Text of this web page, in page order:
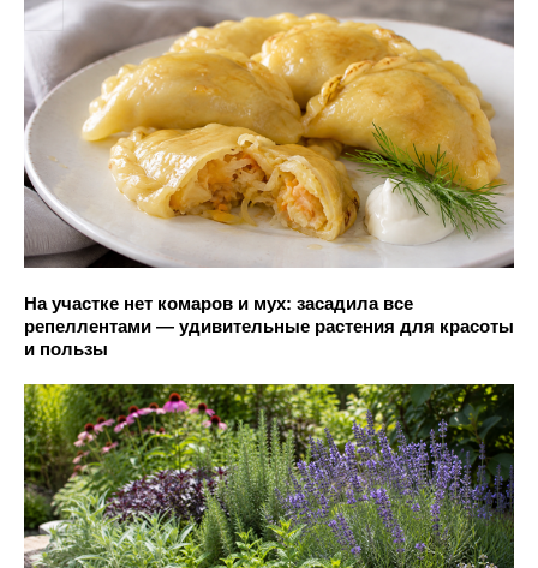
На участке нет комаров и мух: засадила все
репеллентами — удивительные растения для красоты
и пользы